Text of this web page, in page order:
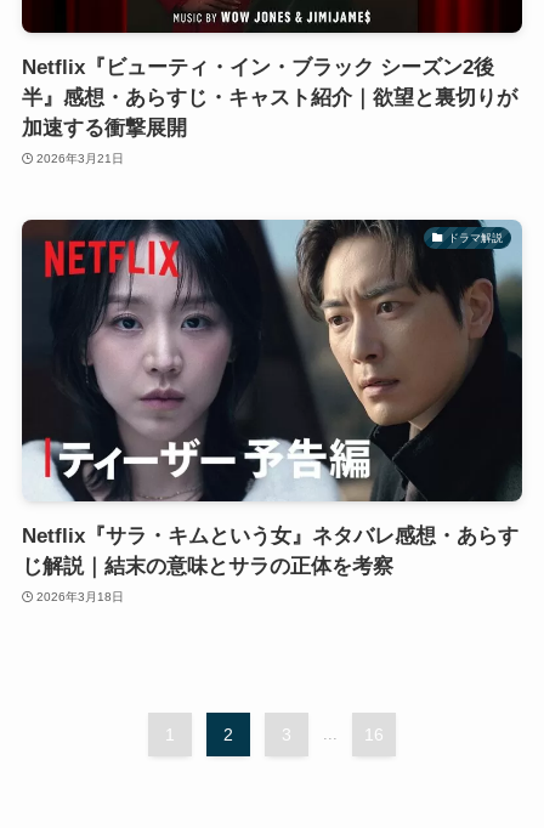
Netflix『ビューティ・イン・ブラック シーズン2後
半』感想・あらすじ・キャスト紹介｜欲望と裏切りが
加速する衝撃展開
2026年3月21日
ドラマ解説
Netflix『サラ・キムという女』ネタバレ感想・あらす
じ解説｜結末の意味とサラの正体を考察
2026年3月18日
1 2 3 16